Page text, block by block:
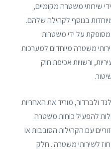
שירותי משטרה מקומיים,
בנוסף לקהילה שלהם.
על ידי משטרות
משטרה מיוחדים למערכות
ורשויות אכיפת חוק
ולברדור, מוריד את האחריות
להפעיל כוחות משטרה
עם הקהילות הסובבות או
לשירותי משטרה.. חלק